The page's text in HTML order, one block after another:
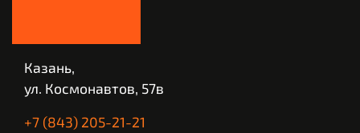
Казань,
ул. Космонавтов, 57в
+7 (843) 205-21-21